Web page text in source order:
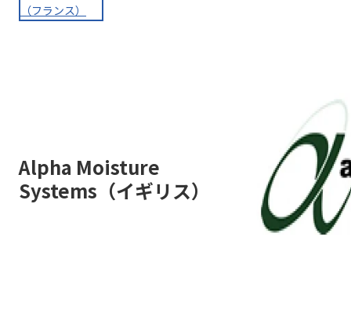
（フランス）
Alpha Moisture
Systems（イギリス）